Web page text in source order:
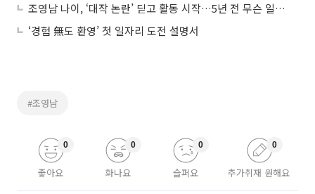
조영남 나이, ‘대작 논란’ 딛고 활동 시작…5년 전 무슨 일? ‘무죄판결’
‘경험 無도 환영’ 첫 일자리 도전 설명서
#조영남
좋아요
0
화나요
0
슬퍼요
0
추가취재 원해요
0